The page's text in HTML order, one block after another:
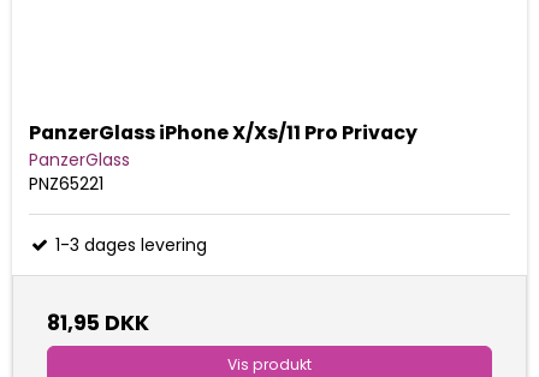
PanzerGlass iPhone X/Xs/11 Pro Privacy
PanzerGlass
PNZ65221
1-3 dages levering
81,95 DKK
Vis produkt